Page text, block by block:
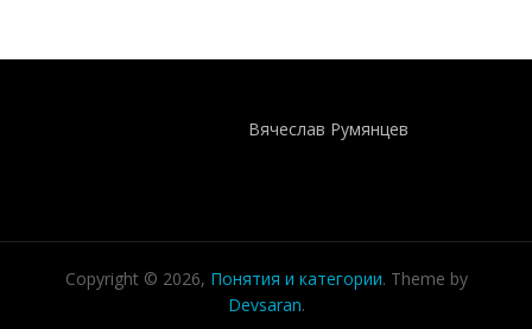
Вячеслав Румянцев
Copyright © 2026, Понятия и категории. Theme by
Devsaran.